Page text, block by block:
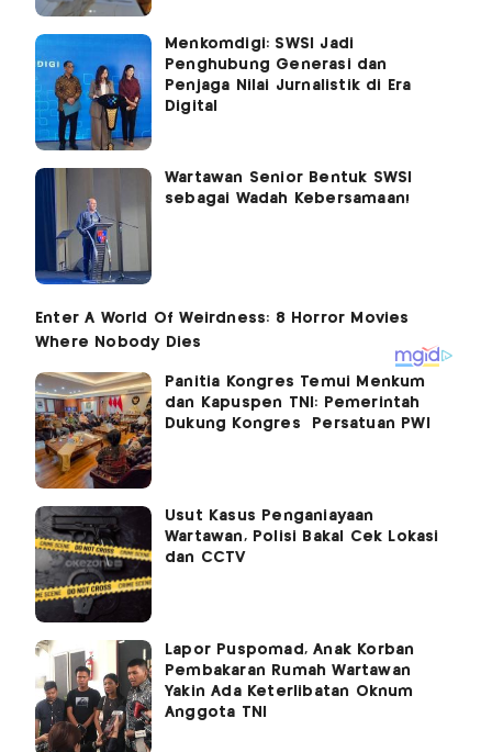
Menkomdigi: SWSI Jadi
Penghubung Generasi dan
Penjaga Nilai Jurnalistik di Era
Digital
Wartawan Senior Bentuk SWSI
sebagai Wadah Kebersamaan!
Panitia Kongres Temui Menkum
dan Kapuspen TNI: Pemerintah
Dukung Kongres Persatuan PWI
Usut Kasus Penganiayaan
Wartawan, Polisi Bakal Cek Lokasi
dan CCTV
Lapor Puspomad, Anak Korban
Pembakaran Rumah Wartawan
Yakin Ada Keterlibatan Oknum
Anggota TNI